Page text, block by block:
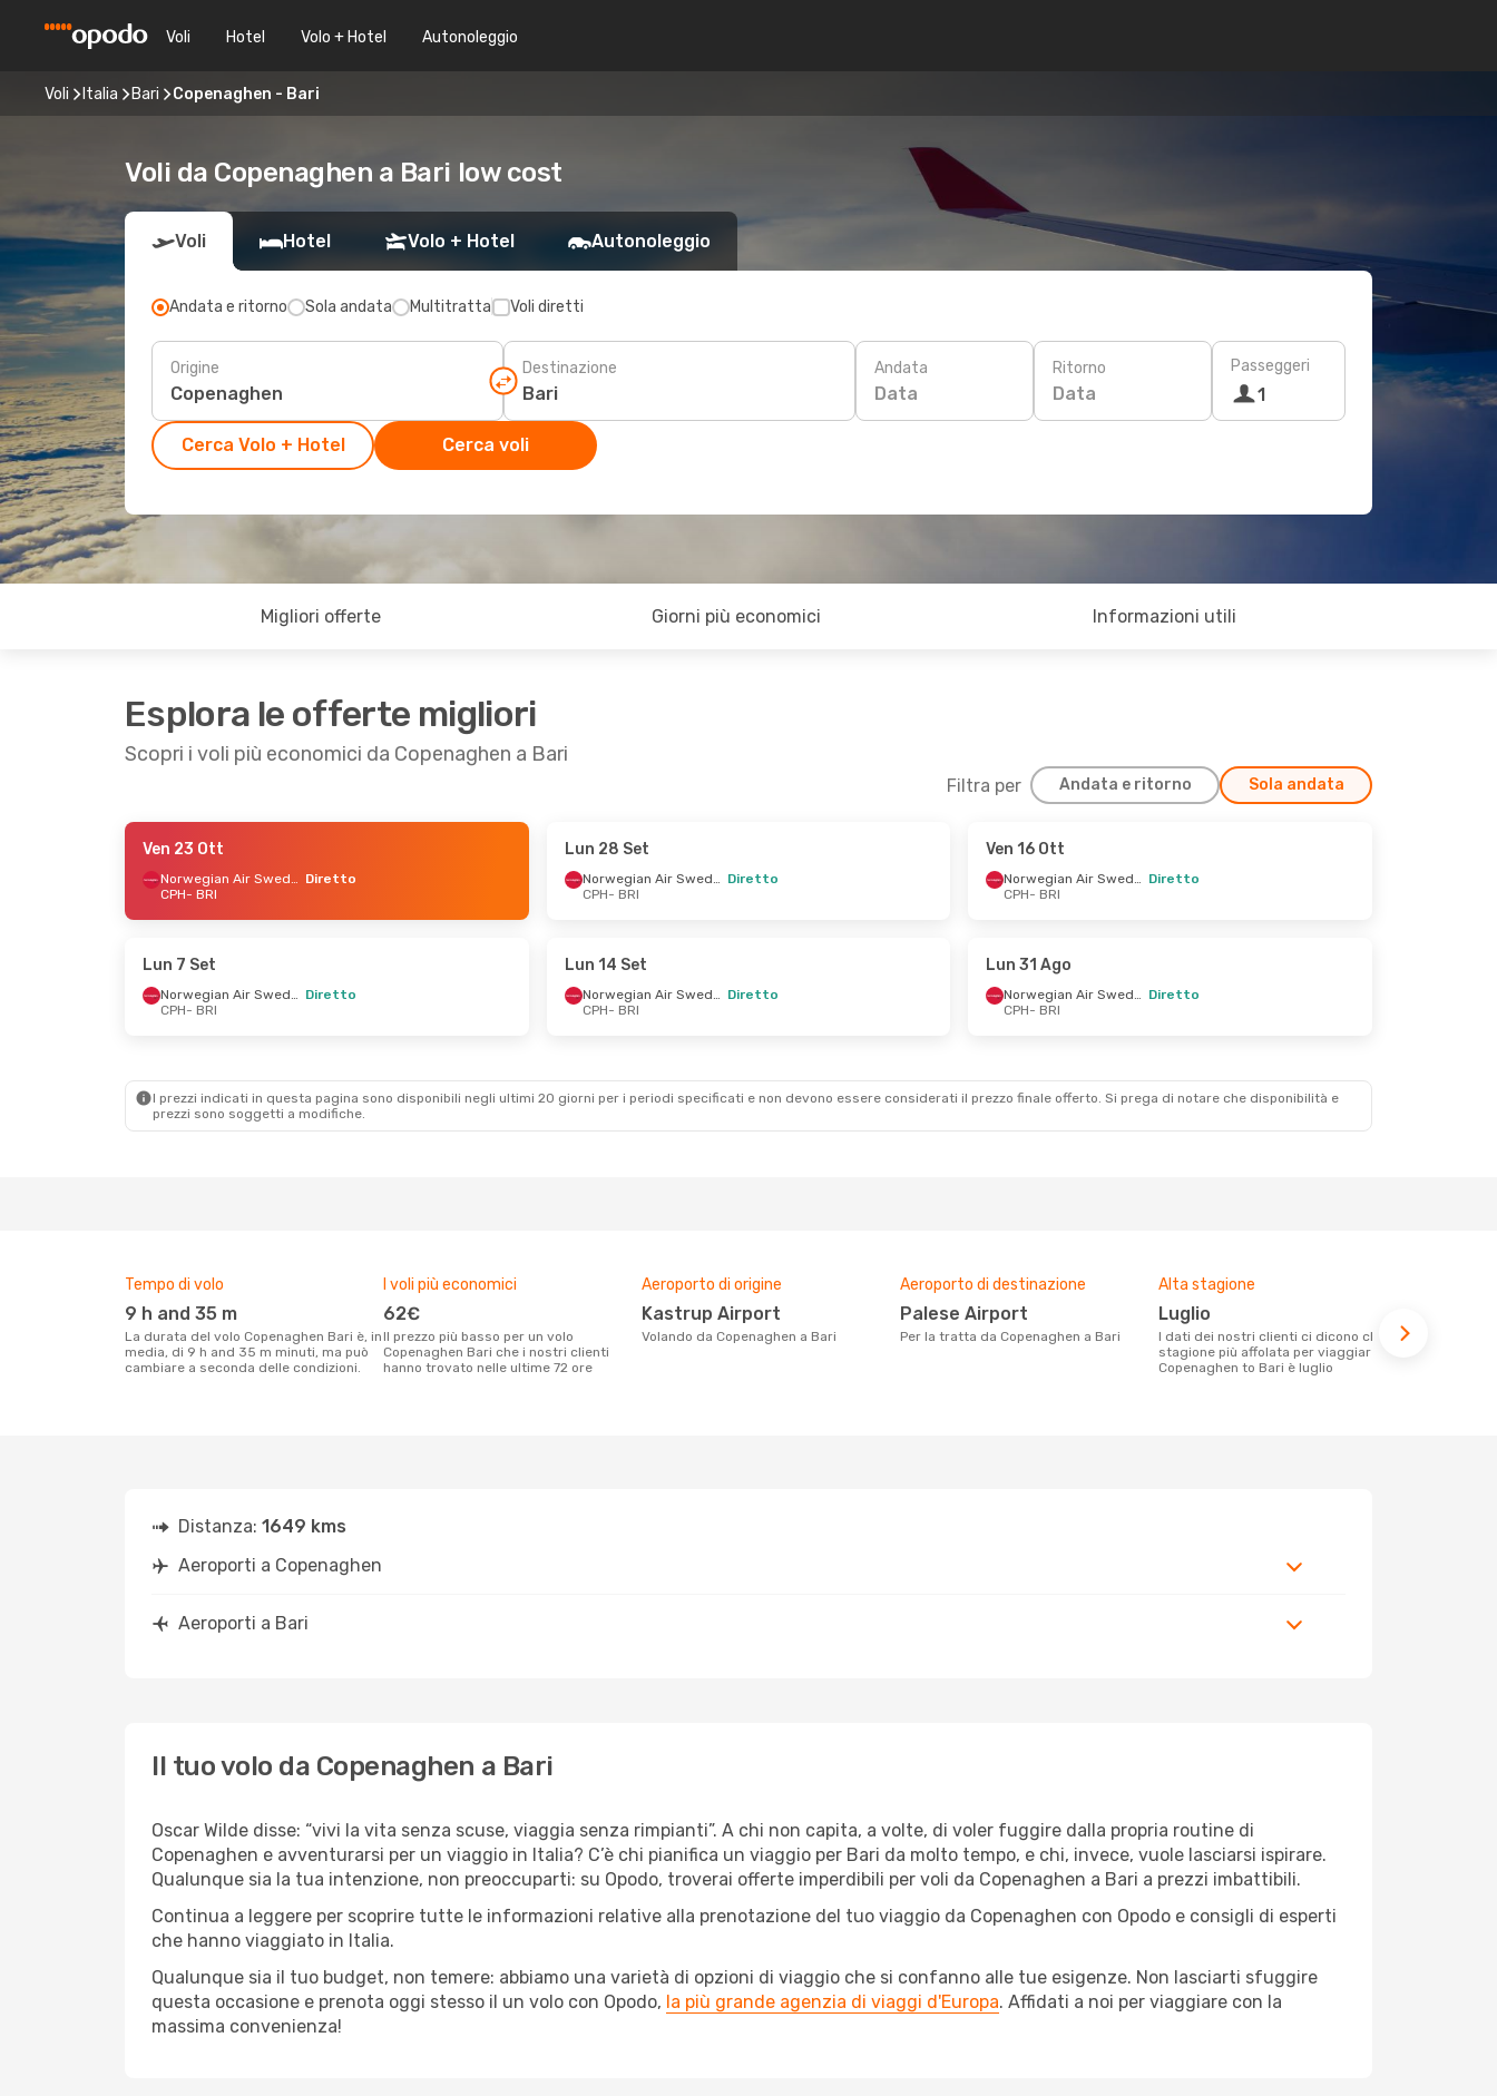
Voli Hotel Volo + Hotel Autonoleggio
Voli Italia Bari Copenaghen - Bari
Voli da Copenaghen a Bari low cost
Voli Hotel Volo + Hotel Autonoleggio
Andata e ritorno Sola andata Multitratta Voli diretti
Origine Destinazione Andata
Data
Ritorno
Data
Passeggeri
1
Cerca Volo + Hotel Cerca voli
Migliori offerte Giorni più economici Informazioni utili
Esplora le offerte migliori
Scopri i voli più economici da Copenaghen a Bari
Filtra per Andata e ritorno Sola andata
- Lun 31 Ago
Norwegian Air Sweden 1 Scalo
- Mar 20 Ott
1 Scalo
CPH
- BRI
Air Serbia1 Scalo
Lufthansa1 Scalo
Ven 23 Ott
Norwegian Air Sweden Diretto
CPH- BRI
Lun 28 Set
Norwegian Air Sweden Diretto
CPH- BRI
Ven 16 Ott
Norwegian Air Sweden Diretto
CPH- BRI
Lun 7 Set
Norwegian Air Sweden Diretto
CPH- BRI
Lun 14 Set
Norwegian Air Sweden Diretto
CPH- BRI
Lun 31 Ago
Norwegian Air Sweden Diretto
CPH- BRI
I prezzi indicati in questa pagina sono disponibili negli ultimi 20 giorni per i periodi specificati e non devono essere considerati il ​​prezzo finale offerto. Si prega di notare che disponibilità e
prezzi sono soggetti a modifiche.
Tempo di volo
9 h and 35 m
La durata del volo Copenaghen Bari è, in
media, di 9 h and 35 m minuti, ma può
cambiare a seconda delle condizioni.
I voli più economici
62€
Il prezzo più basso per un volo
Copenaghen Bari che i nostri clienti
hanno trovato nelle ultime 72 ore
Aeroporto di origine
Kastrup Airport
Volando da Copenaghen a Bari
Aeroporto di destinazione
Palese Airport
Per la tratta da Copenaghen a Bari
Alta stagione
luglio
I dati dei nostri clienti ci dicono che la
stagione più affolata per viaggiare da
Copenaghen to Bari è luglio
Distanza: 1649 kms
Aeroporti a Copenaghen
Aeroporti a Bari
Il tuo volo da Copenaghen a Bari
Oscar Wilde disse: “vivi la vita senza scuse, viaggia senza rimpianti”. A chi non capita, a volte, di voler fuggire dalla propria routine di
Copenaghen e avventurarsi per un viaggio in Italia? C’è chi pianifica un viaggio per Bari da molto tempo, e chi, invece, vuole lasciarsi ispirare.
Qualunque sia la tua intenzione, non preoccuparti: su Opodo, troverai offerte imperdibili per voli da Copenaghen a Bari a prezzi imbattibili.
Continua a leggere per scoprire tutte le informazioni relative alla prenotazione del tuo viaggio da Copenaghen con Opodo e consigli di esperti
che hanno viaggiato in Italia.
Qualunque sia il tuo budget, non temere: abbiamo una varietà di opzioni di viaggio che si confanno alle tue esigenze. Non lasciarti sfuggire
questa occasione e prenota oggi stesso il un volo con Opodo, la più grande agenzia di viaggi d'Europa. Affidati a noi per viaggiare con la
massima convenienza!